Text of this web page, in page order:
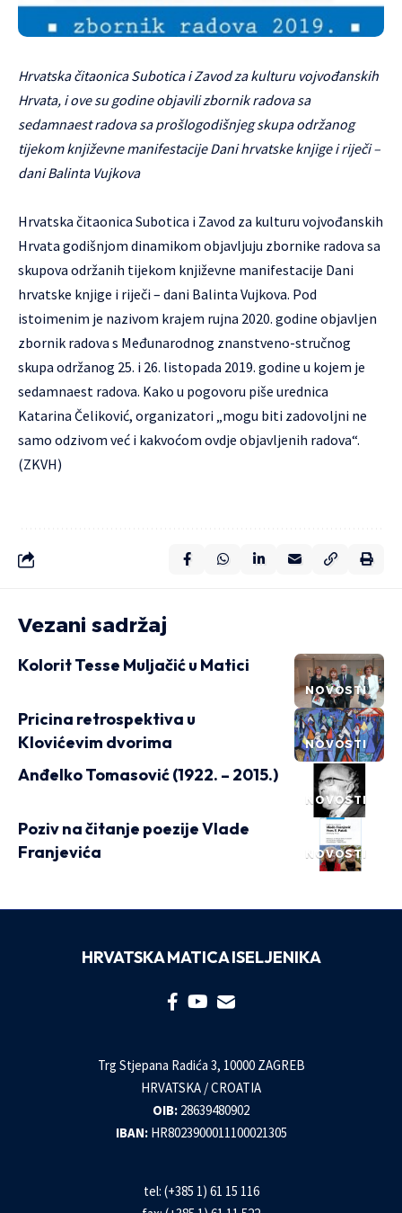
Hrvatska čitaonica Subotica i Zavod za kulturu vojvođanskih
Hrvata, i ove su godine objavili zbornik radova sa
sedamnaest radova sa prošlogodišnjeg skupa održanog
tijekom književne manifestacije Dani hrvatske knjige i riječi –
dani Balinta Vujkova
Hrvatska čitaonica Subotica i Zavod za kulturu vojvođanskih
Hrvata godišnjom dinamikom objavljuju zbornike radova sa
skupova održanih tijekom književne manifestacije Dani
hrvatske knjige i riječi – dani Balinta Vujkova. Pod
istoimenim je nazivom krajem rujna 2020. godine objavljen
zbornik radova s Međunarodnog znanstveno-stručnog
skupa održanog 25. i 26. listopada 2019. godine u kojem je
sedamnaest radova. Kako u pogovoru piše urednica
Katarina Čeliković, organizatori „mogu biti zadovoljni ne
samo odzivom već i kakvoćom ovdje objavljenih radova“.
(ZKVH)
Vezani sadržaj
NOVOSTI
Kolorit Tesse Muljačić u Matici
NOVOSTI
Pricina retrospektiva u
Klovićevim dvorima
NOVOSTI
Anđelko Tomasović (1922. – 2015.)
NOVOSTI
Poziv na čitanje poezije Vlade
Franjevića
HRVATSKA MATICA ISELJENIKA
Trg Stjepana Radića 3, 10000 ZAGREB
HRVATSKA / CROATIA
OIB: 28639480902
IBAN: HR8023900011100021305
tel: (+385 1) 61 15 116